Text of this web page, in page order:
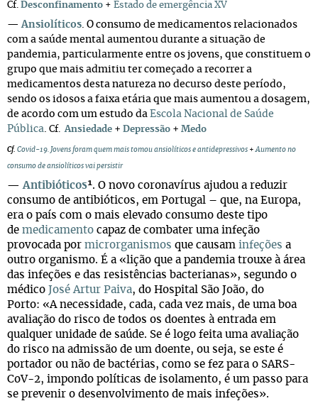
Cf. Desconfinamento + Estado de emergência XV
—Ansiolíticos. O consumo de medicamentos relacionados
com a saúde mental aumentou durante a situação de
pandemia, particularmente entre os jovens, que constituem o
grupo que mais admitiu ter começado a recorrer a
medicamentos desta natureza no decurso deste período,
sendo os idosos a faixa etária que mais aumentou a dosagem,
de acordo com um estudo da Escola Nacional de Saúde
Pública. Cf.Ansiedade + Depressão + Medo
Cf. Covid-19. Jovens foram quem mais tomou ansiolíticos e antidepressivos + Aumento no
consumo de ansiolíticos vai persistir
— Antibióticos¹. O novo coronavírus ajudou a reduzir
consumo de antibióticos, em Portugal – que, na Europa,
era o país com o mais elevado consumo deste tipo
de medicamento capaz de combater uma infeção
provocada por microrganismos que causam infeções a
outro organismo. É a «lição que a pandemia trouxe à área
das infeções e das resistências bacterianas», segundo o
médico José Artur Paiva, do Hospital São João, do
Porto: «A necessidade, cada, cada vez mais, de uma boa
avaliação do risco de todos os doentes à entrada em
qualquer unidade de saúde. Se é logo feita uma avaliação
do risco na admissão de um doente, ou seja, se este é
portador ou não de bactérias, como se fez para o SARS-
CoV-2, impondo políticas de isolamento, é um passo para
se prevenir o desenvolvimento de mais infeções».